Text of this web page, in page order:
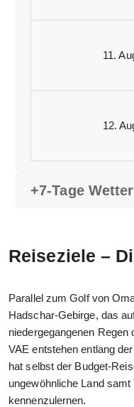
11.
12.
+7-Tage Wetter
Reiseziele –
Parallel zum Golf von
Hadschar-Gebirge, das
niedergegangenen
VAE entstehen entlang
hat selbst der Budget-
ungewöhnliche Land
kennenzulernen.